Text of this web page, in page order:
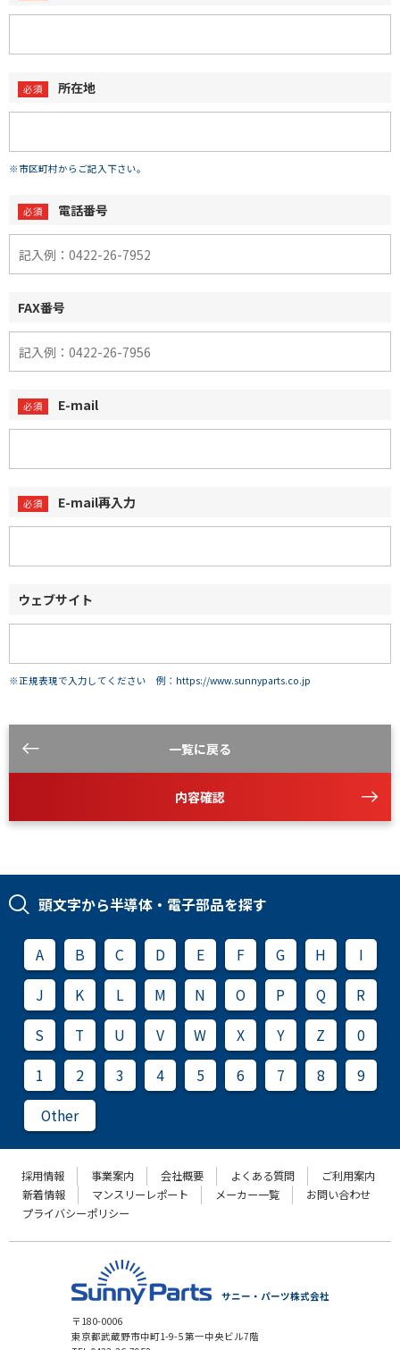
所在地
※市区町村からご記入下さい。
電話番号
FAX番号
E-mail
E-mail再入力
ウェブサイト
※正規表現で入力してください 例：https://www.sunnyparts.co.jp
一覧に戻る
内容確認
頭文字から半導体・電子部品を探す
A B C D E F G H
I
J
K L M N O P Q
R
S
T U V W X Y Z
0
1
2 3 4 5 6 7 8
9
Other
採用情報 事業案内 会社概要 よくある質問
ご利用案内
新着情報
マンスリーレポート メーカー一覧
お問い合わせ
プライバシーポリシー
サニー・パーツ株式会社
〒180-0006
東京都武蔵野市中町1-9-5 第一中央ビル7階